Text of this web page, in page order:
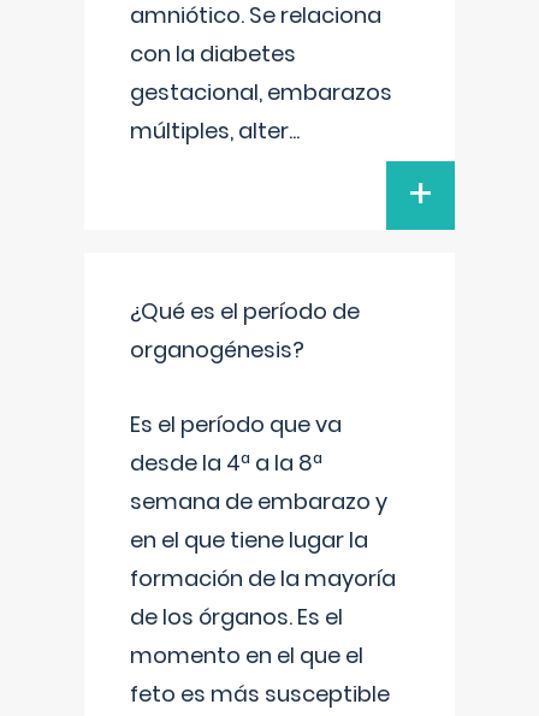
amniótico. Se relaciona
con la diabetes
gestacional, embarazos
múltiples, alter...
+
¿Qué es el período de
organogénesis?
Es el período que va
desde la 4ª a la 8ª
semana de embarazo y
en el que tiene lugar la
formación de la mayoría
de los órganos. Es el
momento en el que el
feto es más susceptible